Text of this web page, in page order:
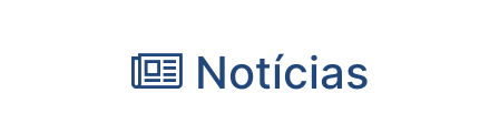
Notícias